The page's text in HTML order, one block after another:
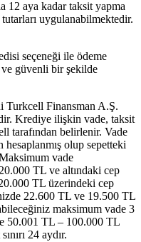
12 aya kadar taksit yapma
uygulanabilmektedir.
seçeneği ile ödeme
ve güvenli bir şekilde
Turkcell Finansman A.Ş.
Krediye ilişkin vade, taksit
tarafından belirlenir. Vade
olup sepetteki
vade
TL ve altındaki cep
TL üzerindeki cep
22.600 TL ve 19.500 TL
maksimum vade 3
50.001 TL – 100.000 TL
24 aydır.